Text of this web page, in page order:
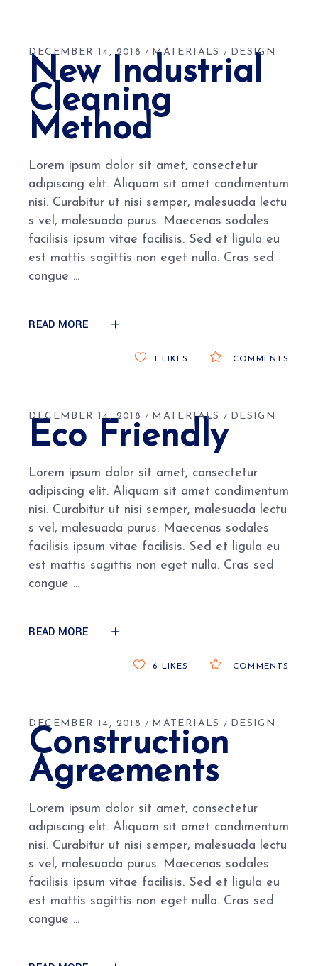
DECEMBER 14, 2018 MATERIALS DESIGN
New Industrial
Cleaning
Method
Lorem ipsum dolor sit amet, consectetur
adipiscing elit. Aliquam sit amet condimentum
nisi. Curabitur ut nisi semper, malesuada lectu
s vel, malesuada purus. Maecenas sodales
facilisis ipsum vitae facilisis. Sed et ligula eu
est mattis sagittis non eget nulla. Cras sed
congue
READ MORE
COMMENTS
1 LIKES
DECEMBER 14, 2018 MATERIALS DESIGN
Eco Friendly
Lorem ipsum dolor sit amet, consectetur
adipiscing elit. Aliquam sit amet condimentum
nisi. Curabitur ut nisi semper, malesuada lectu
s vel, malesuada purus. Maecenas sodales
facilisis ipsum vitae facilisis. Sed et ligula eu
est mattis sagittis non eget nulla. Cras sed
congue
READ MORE
COMMENTS
6 LIKES
DECEMBER 14, 2018 MATERIALS DESIGN
Construction
Agreements
Lorem ipsum dolor sit amet, consectetur
adipiscing elit. Aliquam sit amet condimentum
nisi. Curabitur ut nisi semper, malesuada lectu
s vel, malesuada purus. Maecenas sodales
facilisis ipsum vitae facilisis. Sed et ligula eu
est mattis sagittis non eget nulla. Cras sed
congue